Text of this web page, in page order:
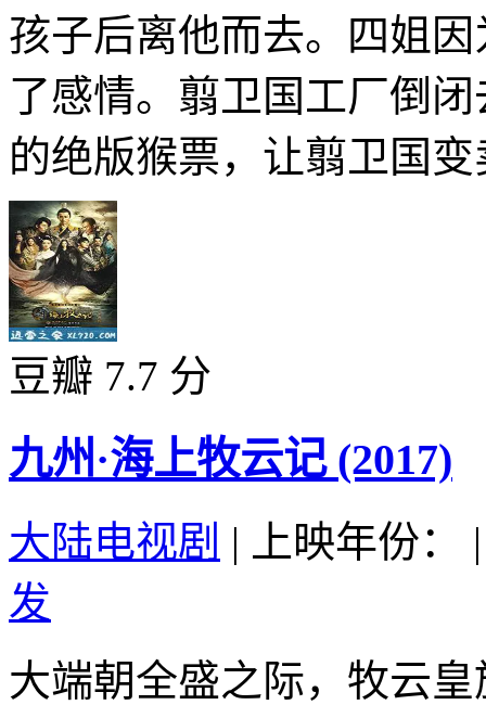
孩子后离他而去。四姐
了感情。翦卫国工厂倒
的绝版猴票，让翦卫国
豆瓣 7.7 分
九州·海上牧云记 (2017)
大陆电视剧 | 上映年份：
|
发
大端朝全盛之际，牧云